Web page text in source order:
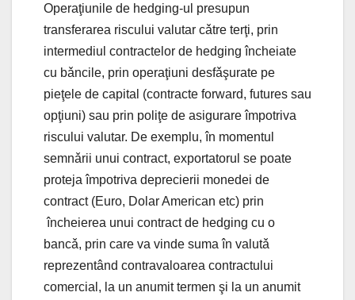
Operaţiunile de hedging-ul presupun
transferarea riscului valutar cǎtre terţi, prin
intermediul contractelor de hedging încheiate
cu bǎncile, prin operaţiuni desfǎşurate pe
pieţele de capital (contracte forward, futures sau
opţiuni) sau prin poliţe de asigurare împotriva
riscului valutar. De exemplu, în momentul
semnǎrii unui contract, exportatorul se poate
proteja împotriva deprecierii monedei de
contract (Euro, Dolar American etc) prin
încheierea unui contract de hedging cu o
bancǎ, prin care va vinde suma în valutǎ
reprezentând contravaloarea contractului
comercial, la un anumit termen şi la un anumit